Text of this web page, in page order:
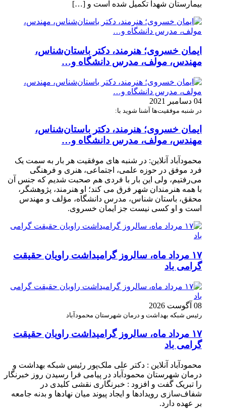
بیمارستان شهدا تکمیل شده است و […]
ایمان خسروی؛ هنرمند، دکتر باستان‌شناس،
مهندس، مولف، مدرس دانشگاه و…
04 دسامبر 2021
در شنبه موفقیت‌ها آشنا شوید با:
ایمان خسروی؛ هنرمند، دکتر باستان‌شناس،
مهندس، مولف، مدرس دانشگاه و…
محمودآباد آنلاین: در شنبه های موفقیت هر بار به سمت یک
فرد موفق در حوزه علمی، اجتماعی، هنری و فرهنگی
می‌رفتیم، ولی این بار با فردی هم صحبت شدیم که جنس آن
با همه هنرمندان شهر فرق می کند؛ او هنرمند، پژوهشگر،
محقق، باستان شناس، مدرس دانشگاه، مؤلف و مهندس
است و او کسی نیست جز ایمان خسروی.
۱۷ مرداد ماه، سالروز گرامیداشت راویان حقیقت
گرامی باد
08 آگوست 2026
رئیس شبکه بهداشت و درمان شهرستان محمودآباد
۱۷ مرداد ماه، سالروز گرامیداشت راویان حقیقت
گرامی باد
محمودآباد آنلاین : دکتر علی ملک‌پور رئیس شبکه بهداشت و
درمان شهرستان محمودآباد در پیامی فرا رسیدن روز خبرنگار
را تبریک گفت و افزود : خبرنگاری نقشی کلیدی در
شفاف‌سازی رویدادها و ایجاد پیوند میان نهادها و بدنه جامعه
بر عهده دارد.